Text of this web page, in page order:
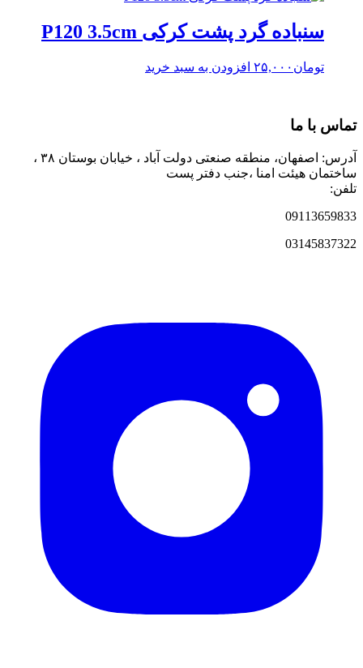
سنباده گرد پشت کرکی P120 3.5cm
تومان ۲۵,۰۰۰ افزودن به سبد خرید
تماس با ما
آدرس: اصفهان، منطقه صنعتی دولت آباد ، خیابان بوستان ۳۸ ،
ساختمان هیئت امنا ،جنب دفتر پست
تلفن:
09113659833
03145837322